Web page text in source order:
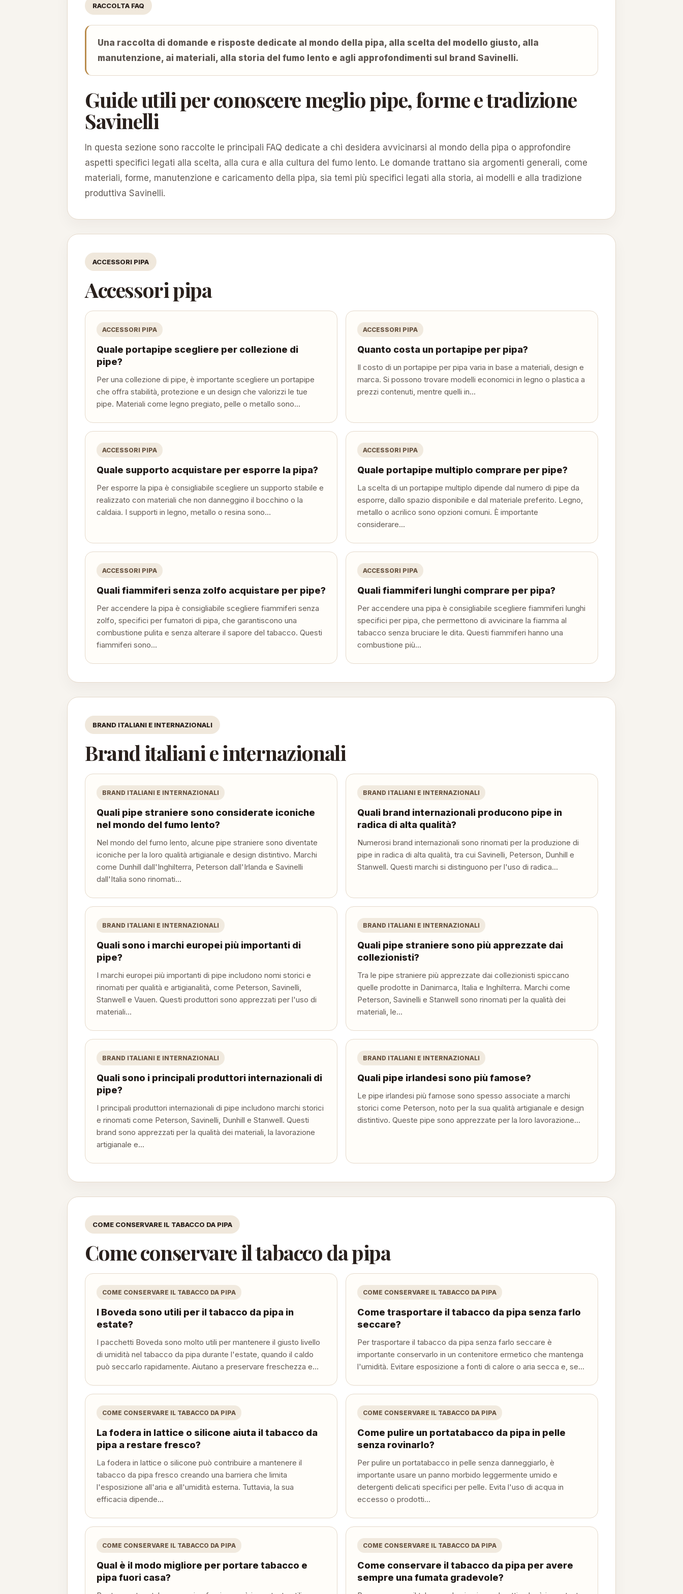
RACCOLTA FAQ
Una raccolta di domande e risposte dedicate al mondo della pipa, alla scelta del modello giusto, alla
manutenzione, ai materiali, alla storia del fumo lento e agli approfondimenti sul brand Savinelli.
Guide utili per conoscere meglio pipe, forme e tradizione
Savinelli
In questa sezione sono raccolte le principali FAQ dedicate a chi desidera avvicinarsi al mondo della pipa o approfondire
aspetti specifici legati alla scelta, alla cura e alla cultura del fumo lento. Le domande trattano sia argomenti generali, come
materiali, forme, manutenzione e caricamento della pipa, sia temi più specifici legati alla storia, ai modelli e alla tradizione
produttiva Savinelli.
ACCESSORI PIPA
Accessori pipa
ACCESSORI PIPA
Quale portapipe scegliere per collezione di
pipe?
Per una collezione di pipe, è importante scegliere un portapipe
che offra stabilità, protezione e un design che valorizzi le tue
pipe. Materiali come legno pregiato, pelle o metallo sono...
ACCESSORI PIPA
Quanto costa un portapipe per pipa?
Il costo di un portapipe per pipa varia in base a materiali, design e
marca. Si possono trovare modelli economici in legno o plastica a
prezzi contenuti, mentre quelli in...
ACCESSORI PIPA
Quale supporto acquistare per esporre la pipa?
Per esporre la pipa è consigliabile scegliere un supporto stabile e
realizzato con materiali che non danneggino il bocchino o la
caldaia. I supporti in legno, metallo o resina sono...
ACCESSORI PIPA
Quale portapipe multiplo comprare per pipe?
La scelta di un portapipe multiplo dipende dal numero di pipe da
esporre, dallo spazio disponibile e dal materiale preferito. Legno,
metallo o acrilico sono opzioni comuni. È importante
considerare...
ACCESSORI PIPA
Quali fiammiferi senza zolfo acquistare per pipe?
Per accendere la pipa è consigliabile scegliere fiammiferi senza
zolfo, specifici per fumatori di pipa, che garantiscono una
combustione pulita e senza alterare il sapore del tabacco. Questi
fiammiferi sono...
ACCESSORI PIPA
Quali fiammiferi lunghi comprare per pipa?
Per accendere una pipa è consigliabile scegliere fiammiferi lunghi
specifici per pipa, che permettono di avvicinare la fiamma al
tabacco senza bruciare le dita. Questi fiammiferi hanno una
combustione più...
BRAND ITALIANI E INTERNAZIONALI
Brand italiani e internazionali
BRAND ITALIANI E INTERNAZIONALI
Quali pipe straniere sono considerate iconiche
nel mondo del fumo lento?
Nel mondo del fumo lento, alcune pipe straniere sono diventate
iconiche per la loro qualità artigianale e design distintivo. Marchi
come Dunhill dall'Inghilterra, Peterson dall'Irlanda e Savinelli
dall'Italia sono rinomati...
BRAND ITALIANI E INTERNAZIONALI
Quali brand internazionali producono pipe in
radica di alta qualità?
Numerosi brand internazionali sono rinomati per la produzione di
pipe in radica di alta qualità, tra cui Savinelli, Peterson, Dunhill e
Stanwell. Questi marchi si distinguono per l'uso di radica...
BRAND ITALIANI E INTERNAZIONALI
Quali sono i marchi europei più importanti di
pipe?
I marchi europei più importanti di pipe includono nomi storici e
rinomati per qualità e artigianalità, come Peterson, Savinelli,
Stanwell e Vauen. Questi produttori sono apprezzati per l'uso di
materiali...
BRAND ITALIANI E INTERNAZIONALI
Quali pipe straniere sono più apprezzate dai
collezionisti?
Tra le pipe straniere più apprezzate dai collezionisti spiccano
quelle prodotte in Danimarca, Italia e Inghilterra. Marchi come
Peterson, Savinelli e Stanwell sono rinomati per la qualità dei
materiali, le...
BRAND ITALIANI E INTERNAZIONALI
Quali sono i principali produttori internazionali di
pipe?
I principali produttori internazionali di pipe includono marchi storici
e rinomati come Peterson, Savinelli, Dunhill e Stanwell. Questi
brand sono apprezzati per la qualità dei materiali, la lavorazione
artigianale e...
BRAND ITALIANI E INTERNAZIONALI
Quali pipe irlandesi sono più famose?
Le pipe irlandesi più famose sono spesso associate a marchi
storici come Peterson, noto per la sua qualità artigianale e design
distintivo. Queste pipe sono apprezzate per la loro lavorazione...
COME CONSERVARE IL TABACCO DA PIPA
Come conservare il tabacco da pipa
COME CONSERVARE IL TABACCO DA PIPA
I Boveda sono utili per il tabacco da pipa in
estate?
I pacchetti Boveda sono molto utili per mantenere il giusto livello
di umidità nel tabacco da pipa durante l'estate, quando il caldo
può seccarlo rapidamente. Aiutano a preservare freschezza e...
COME CONSERVARE IL TABACCO DA PIPA
Come trasportare il tabacco da pipa senza farlo
seccare?
Per trasportare il tabacco da pipa senza farlo seccare è
importante conservarlo in un contenitore ermetico che mantenga
l'umidità. Evitare esposizione a fonti di calore o aria secca e, se...
COME CONSERVARE IL TABACCO DA PIPA
La fodera in lattice o silicone aiuta il tabacco da
pipa a restare fresco?
La fodera in lattice o silicone può contribuire a mantenere il
tabacco da pipa fresco creando una barriera che limita
l'esposizione all'aria e all'umidità esterna. Tuttavia, la sua
efficacia dipende...
COME CONSERVARE IL TABACCO DA PIPA
Come pulire un portatabacco da pipa in pelle
senza rovinarlo?
Per pulire un portatabacco in pelle senza danneggiarlo, è
importante usare un panno morbido leggermente umido e
detergenti delicati specifici per pelle. Evita l'uso di acqua in
eccesso o prodotti...
COME CONSERVARE IL TABACCO DA PIPA
Qual è il modo migliore per portare tabacco e
pipa fuori casa?
COME CONSERVARE IL TABACCO DA PIPA
Come conservare il tabacco da pipa per avere
sempre una fumata gradevole?